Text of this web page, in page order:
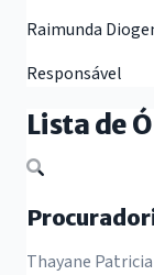
Raimunda
Responsável
Lista de
Thayane